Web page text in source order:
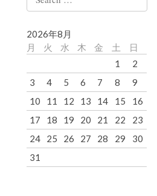
for:
2026年8月
月
火 水 木 金 土
日
1
2
3
4 5 6 7 8
9
10
11 12 13 14 15
16
17
18 19 20 21 22
23
24
25 26 27 28 29
30
31